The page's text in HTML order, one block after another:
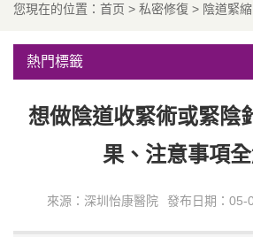
您現在的位置： 首页 > 私密修復 > 陰道緊縮
熱門標籤
想做陰道收緊術或緊陰
果、注意事項
來源：深圳怡康醫院 發布日期：05-